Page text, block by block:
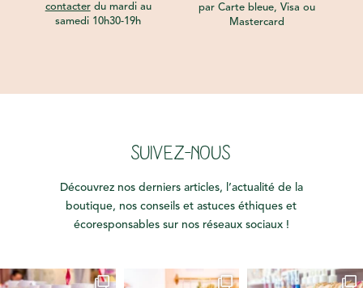
contacterdu mardi au
samedi 10h30-19h
par Carte bleue, Visa ou
Mastercard
SUIVEZ-NOUS
Découvrez nos derniers articles, l’actualité de la
boutique, nos conseils et astuces éthiques et
écoresponsables sur nos réseaux sociaux !